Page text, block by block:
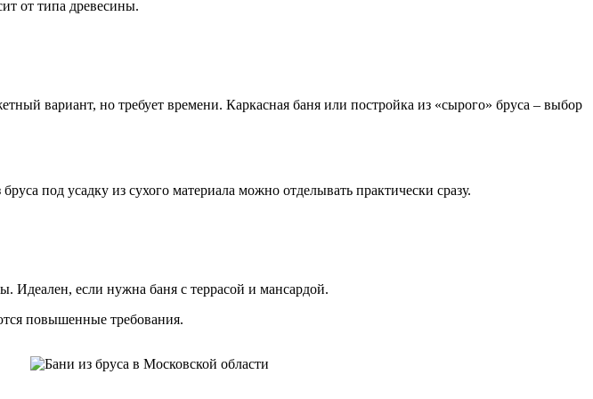
от типа древесины.
вариант, но требует времени. Каркасная баня или постройка из «сырого» бруса – выбор
под усадку из сухого материала можно отделывать практически сразу.
Идеален, если нужна баня с террасой и мансардой.
повышенные требования.